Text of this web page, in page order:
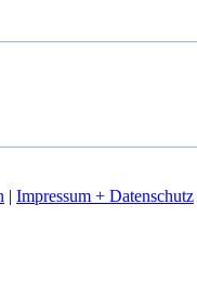
| Impressum + Datenschutz